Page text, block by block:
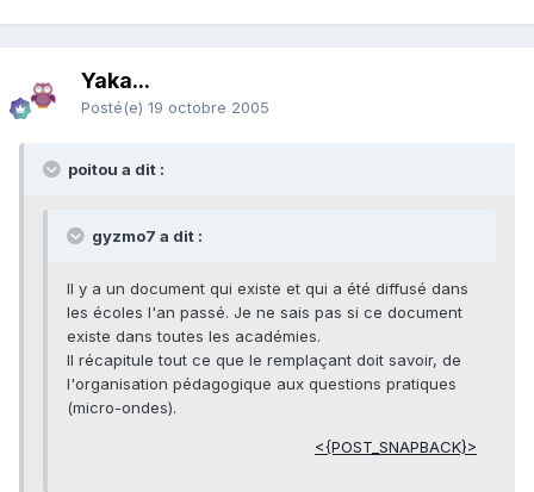
Yaka...
Posté(e) 19 octobre 2005
poitou a dit :
gyzmo7 a dit :
Il y a un document qui existe et qui a été diffusé dans
les écoles l'an passé. Je ne sais pas si ce document
existe dans toutes les académies.
Il récapitule tout ce que le remplaçant doit savoir, de
l'organisation pédagogique aux questions pratiques
(micro-ondes).
<{POST_SNAPBACK}>